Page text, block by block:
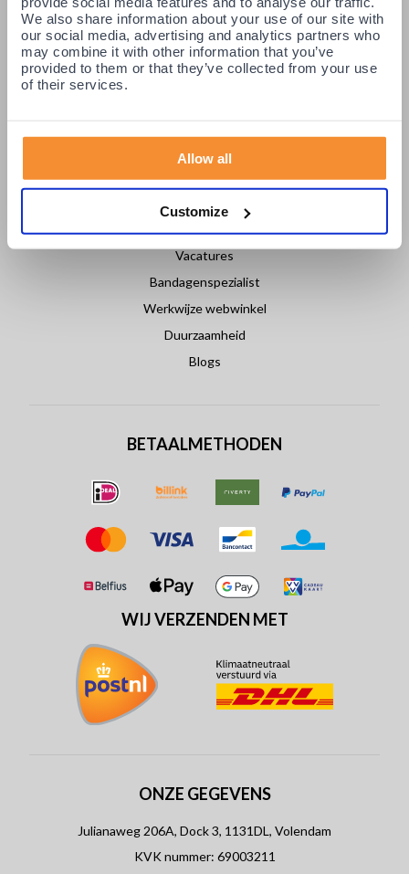
We also share information about your use of our site with
our social media, advertising and analytics partners who
may combine it with other information that you’ve
provided to them or that they’ve collected from your use
of their services.
Allow all
Customize
Retourneren / Ruilen
Login partners
OVER PODOBRACE
Nieuws
Vacatures
Bandagenspezialist
Werkwijze webwinkel
Duurzaamheid
Blogs
BETAALMETHODEN
WIJ VERZENDEN MET
ONZE GEGEVENS
Julianaweg 206A, Dock 3, 1131DL, Volendam
KVK nummer: 69003211